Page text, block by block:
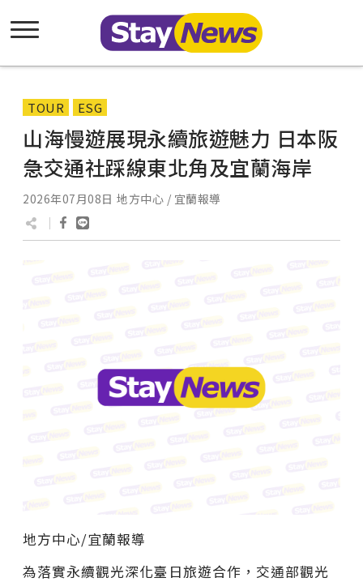
TOUR ESG
山海慢遊展現永續旅遊魅力 日本阪
急交通社踩線東北角及宜蘭海岸
2026年07月08日 地方中心 / 宜蘭報導
地方中心/宜蘭報導
為落實永續觀光深化臺日旅遊合作，交通部觀光